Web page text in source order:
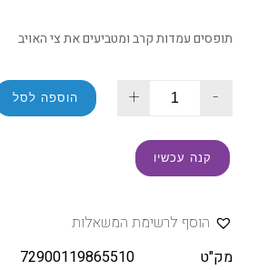
תופסים עמדות קרב ומטביעים את צי האויב
-
+ הוספה לסל
קנה עכשיו
הוסף לרשימת המשאלות
מק"ט
72900119865510